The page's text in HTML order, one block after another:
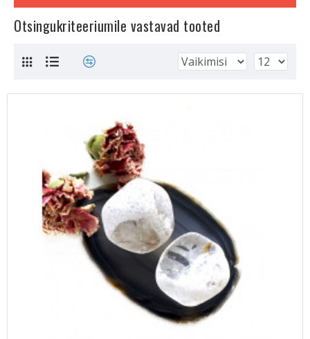
Otsingukriteeriumile vastavad tooted